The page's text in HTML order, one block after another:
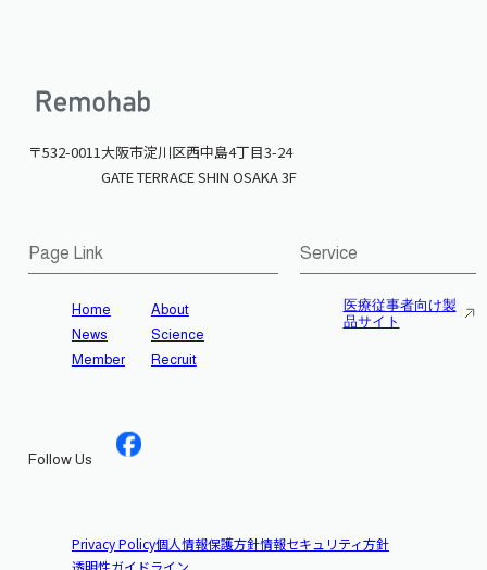
〒532-0011大阪市淀川区西中島4丁目3-24
GATE TERRACE SHIN OSAKA 3F
Page Link
Home
About
News
Science
Member
Recruit
Service
医療従事者向け製
品サイト
Follow Us
Privacy Policy個人情報保護方針情報セキュリティ方針